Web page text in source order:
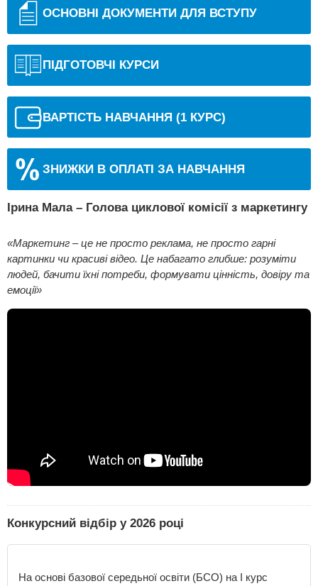
ОСНОВНІ ДОКУМЕНТИ ДЛЯ ВСТУПУ
ПІДГОТОВЧІ КУРСИ
ВАРТІСТЬ НАВЧАННЯ (1 КУРС)
ЗНИЖКИ В ОПЛАТІ ЗА НАВЧАННЯ
Ірина Мала – Голова циклової комісії з маркетингу
«Маркетинг – це не просто реклама, не просто гарні
картинки чи красиві відео. Це набагато глибше: розуміти
людей, бачити їхні потреби, формувати цінність, довіру та
емоції»
Конкурсний відбір у 2026 році
На основі базової середьної освіти (БСО) на І курс